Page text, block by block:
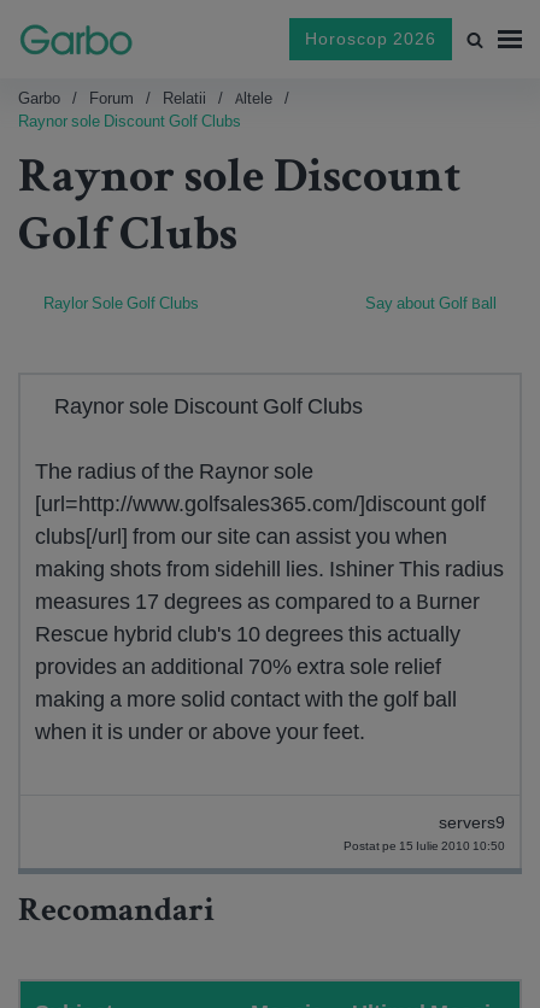
Horoscop 2026
Garbo Forum Relatii
Altele
Raynor sole Discount Golf Clubs
Raynor sole Discount
Golf Clubs
Raylor Sole Golf Clubs Say about Golf Ball
Raynor sole Discount Golf Clubs
The radius of the Raynor sole
[url=http://www.golfsales365.com/]discount golf
clubs[/url] from our site can assist you when
making shots from sidehill lies. Ishiner This radius
measures 17 degrees as compared to a Burner
Rescue hybrid club's 10 degrees this actually
provides an additional 70% extra sole relief
making a more solid contact with the golf ball
when it is under or above your feet.
servers9
Postat pe 15 Iulie 2010 10:50
Recomandari